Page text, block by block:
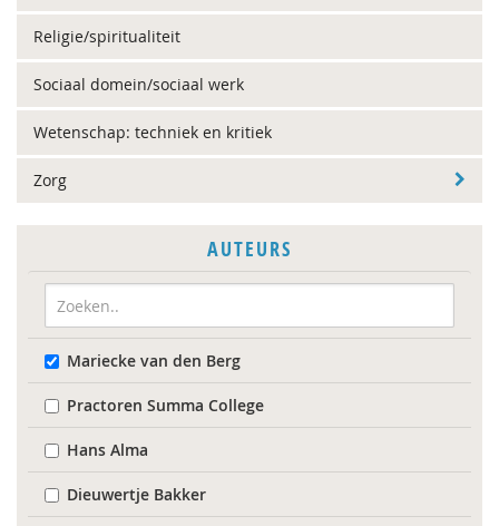
Religie/spiritualiteit
Sociaal domein/sociaal werk
Wetenschap: techniek en kritiek
Zorg
AUTEURS
Mariecke van den Berg
Practoren Summa College
Hans Alma
Dieuwertje Bakker